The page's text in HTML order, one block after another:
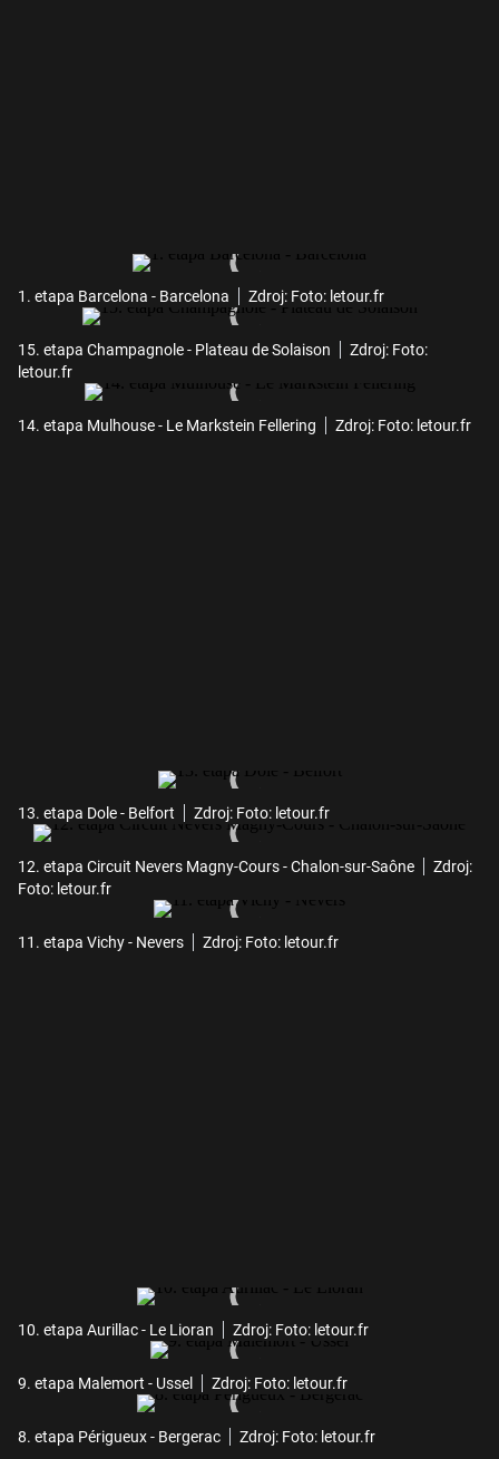
1. etapa Barcelona - Barcelona Zdroj: Foto: letour.fr
15. etapa Champagnole - Plateau de Solaison
Zdroj: Foto:
letour.fr
14. etapa Mulhouse - Le Markstein Fellering Zdroj: Foto: letour.fr
13. etapa Dole - Belfort Zdroj: Foto: letour.fr
12. etapa Circuit Nevers Magny-Cours - Chalon-sur-Saône
Zdroj:
Foto: letour.fr
11. etapa Vichy - Nevers Zdroj: Foto: letour.fr
10. etapa Aurillac - Le Lioran Zdroj: Foto: letour.fr
9. etapa Malemort - Ussel Zdroj: Foto: letour.fr
8. etapa Périgueux - Bergerac Zdroj: Foto: letour.fr